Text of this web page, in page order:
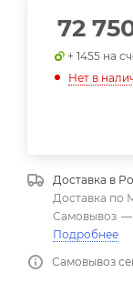
72
+ 1455 на
Нет в
Доставка в
Доставка по
Самовывоз —
Подробнее
Самовывоз